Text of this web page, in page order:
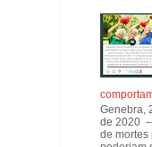
Genebra,
de 2020
de mortes